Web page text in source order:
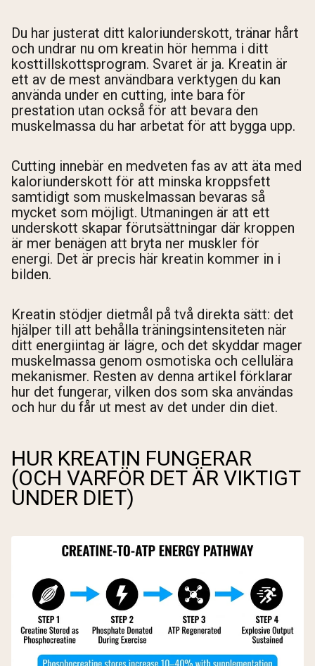
Du har justerat ditt kaloriunderskott, tränar hårt
och undrar nu om kreatin hör hemma i ditt
kosttillskottsprogram. Svaret är ja. Kreatin är
ett av de mest användbara verktygen du kan
använda under en cutting, inte bara för
prestation utan också för att bevara den
muskelmassa du har arbetat för att bygga upp.
Cutting innebär en medveten fas av att äta med
kaloriunderskott för att minska kroppsfett
samtidigt som muskelmassan bevaras så
mycket som möjligt. Utmaningen är att ett
underskott skapar förutsättningar där kroppen
är mer benägen att bryta ner muskler för
energi. Det är precis här kreatin kommer in i
bilden.
Kreatin stödjer dietmål på två direkta sätt: det
hjälper till att behålla träningsintensiteten när
ditt energiintag är lägre, och det skyddar mager
muskelmassa genom osmotiska och cellulära
mekanismer. Resten av denna artikel förklarar
hur det fungerar, vilken dos som ska användas
och hur du får ut mest av det under din diet.
HUR KREATIN FUNGERAR
(OCH VARFÖR DET ÄR VIKTIGT
UNDER DIET)